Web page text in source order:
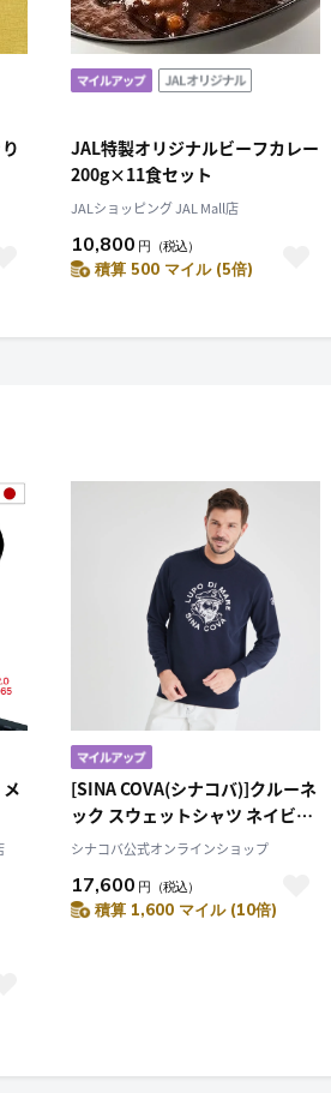
JAL特製オリジナルビーフカレー
200g×11食セット
JALショッピング JAL Mall店
10,800 円 （税込）
積算 500 マイル (5倍)
[SINA COVA(シナコバ)]クルーネ
ック スウェットシャツ ネイビー
L 10000090
シナコバ公式オンラインショップ
17,600 円 （税込）
積算 1,600 マイル (10倍)